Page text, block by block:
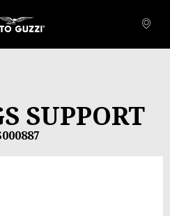
Skip to content
SUPPORT